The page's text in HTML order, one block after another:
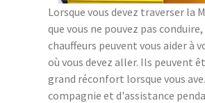
Lorsque vous devez traverser la
que vous ne pouvez pas
chauffeurs peuvent vous aider à
où vous devez aller. Ils peuvent
grand réconfort lorsque vous
compagnie et d'assistance